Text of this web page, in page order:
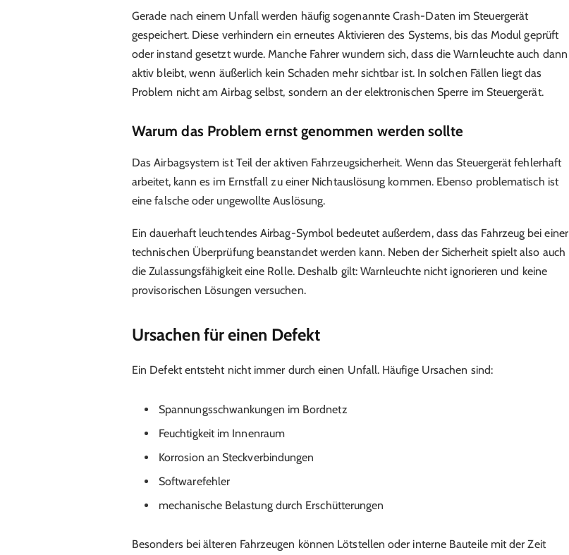
Gerade nach einem Unfall werden häufig sogenannte Crash-Daten im Steuergerät
gespeichert. Diese verhindern ein erneutes Aktivieren des Systems, bis das Modul geprüft
oder instand gesetzt wurde. Manche Fahrer wundern sich, dass die Warnleuchte auch dann
aktiv bleibt, wenn äußerlich kein Schaden mehr sichtbar ist. In solchen Fällen liegt das
Problem nicht am Airbag selbst, sondern an der elektronischen Sperre im Steuergerät.
Warum das Problem ernst genommen werden sollte
Das Airbagsystem ist Teil der aktiven Fahrzeugsicherheit. Wenn das Steuergerät fehlerhaft
arbeitet, kann es im Ernstfall zu einer Nichtauslösung kommen. Ebenso problematisch ist
eine falsche oder ungewollte Auslösung.
Ein dauerhaft leuchtendes Airbag-Symbol bedeutet außerdem, dass das Fahrzeug bei einer
technischen Überprüfung beanstandet werden kann. Neben der Sicherheit spielt also auch
die Zulassungsfähigkeit eine Rolle. Deshalb gilt: Warnleuchte nicht ignorieren und keine
provisorischen Lösungen versuchen.
Ursachen für einen Defekt
Ein Defekt entsteht nicht immer durch einen Unfall. Häufige Ursachen sind:
Spannungsschwankungen im Bordnetz
Feuchtigkeit im Innenraum
Korrosion an Steckverbindungen
Softwarefehler
mechanische Belastung durch Erschütterungen
Besonders bei älteren Fahrzeugen können Lötstellen oder interne Bauteile mit der Zeit